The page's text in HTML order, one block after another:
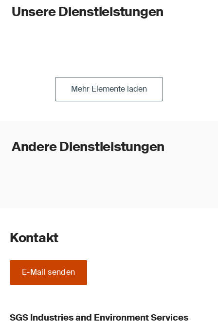
Unsere Dienstleistungen
Mehr Elemente laden
Andere Dienstleistungen
Kontakt
E-Mail senden
SGS Industries and Environment Services